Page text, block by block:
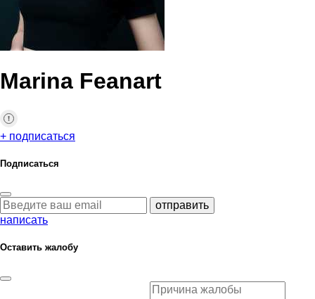
Marina Feanart
+ подписаться
Подписаться
отправить
написать
Оставить жалобу